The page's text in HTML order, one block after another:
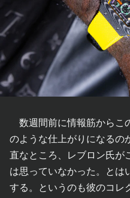
数週間前に情報筋からこ
のような仕上がりになるの
直なところ、レブロン氏が
は思っていなかった。とは
する。というのも彼のコレ